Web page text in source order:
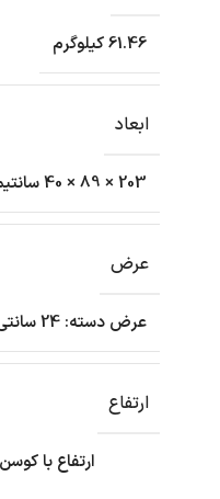
61.46 کیلوگرم
ابعاد
203 × 89 × 40 سانتیمتر
عرض
عرض دسته: 24 سانتی متر/ عرض: 179 سانتی متر
ارتفاع